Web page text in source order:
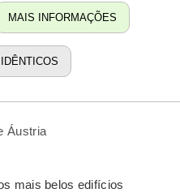
MAIS INFORMAÇÕES
Áustria
mais belos edifícios